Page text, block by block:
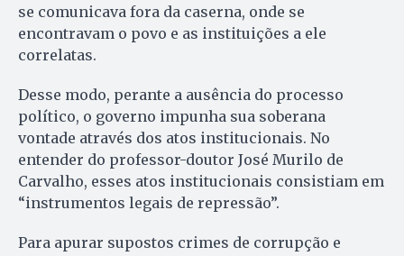
se comunicava fora da caserna, onde se
encontravam o povo e as instituições a ele
correlatas.
Desse modo, perante a ausência do processo
político, o governo impunha sua soberana
vontade através dos atos institucionais. No
entender do professor-doutor José Murilo de
Carvalho, esses atos institucionais consistiam em
“instrumentos legais de repressão”.
Para apurar supostos crimes de corrupção e